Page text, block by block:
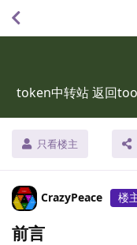
token中转站 返回
只看楼主
CrazyPeace 楼
前言